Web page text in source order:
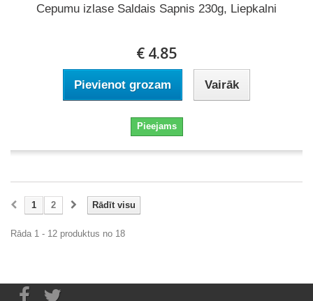
Cepumu izlase Saldais Sapnis 230g, Liepkalni
€ 4.85
Pievienot grozam Vairāk
Pieejams
Rādīt visu
1 2
Rāda 1 - 12 produktus no 18